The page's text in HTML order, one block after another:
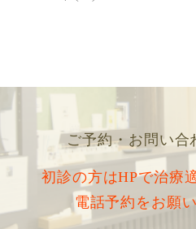
ご予約・お問い合
初診の方はHPで治療
電話予約をお願